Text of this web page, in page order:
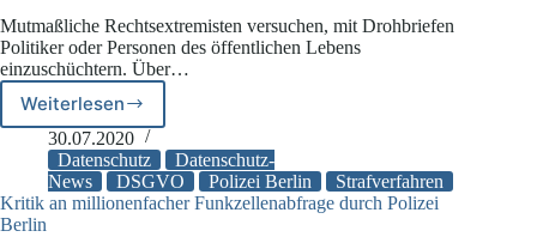
Funkzellenabfrage
informiert
Mutmaßliche Rechtsextremisten versuchen, mit Drohbriefen
Politiker oder Personen des öffentlichen Lebens
einzuschüchtern. Über…
Weiterlesen
50
Strafverfahren
wegen
Verdachts
auf
30.07.2020
Datenschutz
Datenschutz-
News
DSGVO Polizei Berlin
Strafverfahren
Kritik an millionenfacher Funkzellenabfrage durch Polizei
Berlin